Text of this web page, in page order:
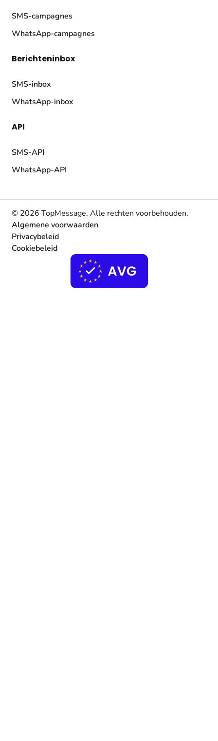
SMS-campagnes
WhatsApp-campagnes
Berichteninbox
SMS-inbox
WhatsApp-inbox
API
SMS-API
WhatsApp-API
© 2026 TopMessage. Alle rechten voorbehouden.
Algemene voorwaarden
Privacybeleid
Cookiebeleid